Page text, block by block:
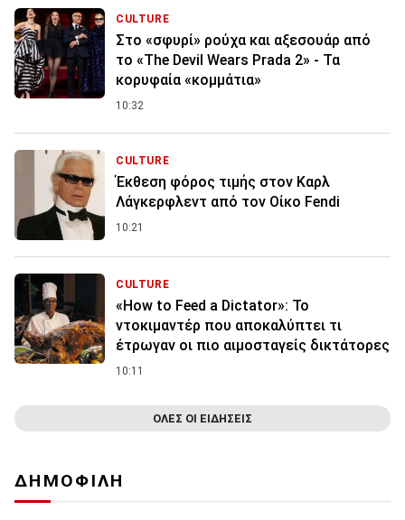
CULTURE
Στο «σφυρί» ρούχα και αξεσουάρ από
το «The Devil Wears Prada 2» - Τα
κορυφαία «κομμάτια»
10:32
CULTURE
Έκθεση φόρος τιμής στον Καρλ
Λάγκερφλεντ από τον Οίκο Fendi
10:21
CULTURE
«How to Feed a Dictator»: Το
ντοκιμαντέρ που αποκαλύπτει τι
έτρωγαν οι πιο αιμοσταγείς δικτάτορες
10:11
ΟΛΕΣ ΟΙ ΕΙΔΗΣΕΙΣ
ΔΗΜΟΦΙΛΗ